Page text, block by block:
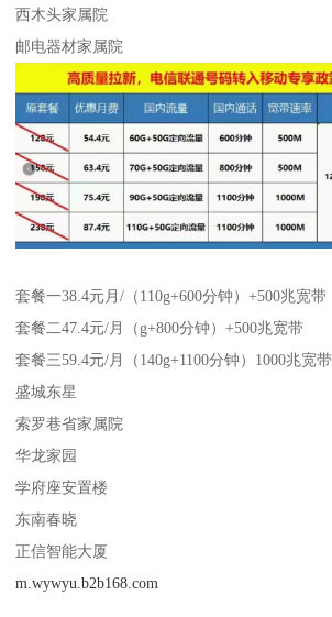
西木头家属院
邮电器材家属院
套餐一38.4元月/（110g+600分钟）+500兆宽带
套餐二47.4元/月（g+800分钟）+500兆宽带
套餐三59.4元/月（140g+1100分钟）1000兆宽带
盛城东星
索罗巷省家属院
华龙家园
学府座安置楼
东南春晓
正信智能大厦
m.wywyu.b2b168.com